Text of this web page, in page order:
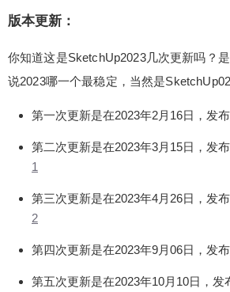
版本更新：
你知道这是SketchUp2023几次更新吗？
说2023哪一个最稳定，当然是
第一次更新是在2023年2月16日，发布
第二次更新是在2023年3月15日，发布
1
第三次更新是在2023年4月26日，发布
2
第四次更新是在2023年9月06日，发布
第五次更新是在2023年10月10日，发
新是在2023年2月16日，发布
o 2023.0.1 第三次更新是在2023
ketchUp Pro 2023.0.2 第四次更新
23年10月10日，发布SketchUp
hUp 2023v1.3发行说明 Bug修复/
（胜）修复了在激活 Scan
可能发生的崩溃。 （胜）修复了
chUp 实例之间复制和粘贴不起作
（胜）修复了特殊字符的快捷方
快捷键的问题。 （胜）修复了色
确的问题。 现在，在“捕捉修改”